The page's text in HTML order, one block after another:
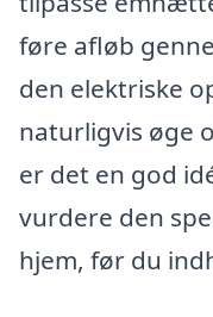
føre afløb
den elektriske
naturligvis øge
er det en god
vurdere den
hjem, før du